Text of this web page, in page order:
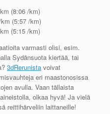
(8:06 /km)
(5:57 /km)
(5:15 /km)
varmasti olisi, esim.
Sydänsuota kiertää, tai
3dRerunista voivat
eri maastonosissa
avulla. Vaan tällaista
olkaa hyvä! Ja vielä
reittihärveliin laittaneille!